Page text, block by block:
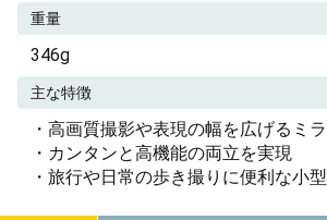
重量
346g
主な特徴
・高画質撮影や表現の幅を広げるミ
・カンタンと高機能の両立を実現
・旅行や日常の歩き撮りに便利な小